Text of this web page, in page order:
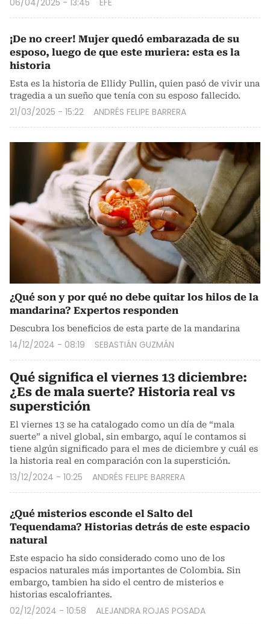
¡De no creer! Mujer quedó embarazada de su
esposo, luego de que este muriera: esta es la
historia
Esta es la historia de Ellidy Pullin, quien pasó de vivir una
tragedia a un sueño que tenía con su esposo fallecido.
21/03/2025 - 15:22 ANDRÉS FELIPE BARRERA
¿Qué son y por qué no debe quitar los hilos de la
mandarina? Expertos responden
Descubra los beneficios de esta parte de la mandarina
14/12/2024 - 08:19 SEBASTIÁN GUZMÁN
Qué significa el viernes 13 diciembre:
¿Es de mala suerte? Historia real vs
superstición
El viernes 13 se ha catalogado como un día de “mala
suerte” a nivel global, sin embargo, aquí le contamos si
tiene algún significado para el mes de diciembre y cuál es
la historia real en comparación con la superstición.
13/12/2024 - 10:25 ANDRÉS FELIPE BARRERA
¿Qué misterios esconde el Salto del
Tequendama? Historias detrás de este espacio
natural
Este espacio ha sido considerado como uno de los
espacios naturales más importantes de Colombia. Sin
embargo, tambien ha sido el centro de misterios e
historias escalofriantes.
02/12/2024 - 10:58 ALEJANDRA ROJAS POSADA